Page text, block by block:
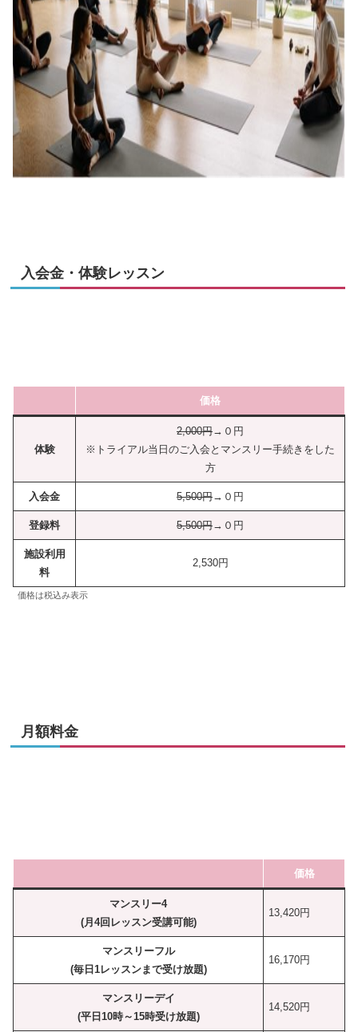
入会金・体験レッスン
価格
体験
2,000円→０円
※トライアル当日のご入会とマンスリー手続きをした
方
入会金 5,500円→０円
登録料 5,500円→０円
施設利用
料
2,530円
価格は税込み表示
月額料金
価格
マンスリー4
(月4回レッスン受講可能)
13,420円
マンスリーフル
(毎日1レッスンまで受け放題)
16,170円
マンスリーデイ
(平日10時～15時受け放題)
14,520円